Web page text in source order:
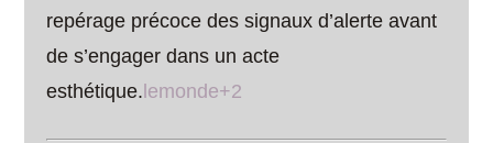
repérage précoce des signaux d’alerte avant
de s’engager dans un acte
esthétique. lemonde+2